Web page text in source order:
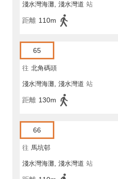
淺水灣海灘, 淺水灣道 站
距離 110m
65
往 北角碼頭
淺水灣海灘, 淺水灣道 站
距離 130m
66
往 馬坑邨
淺水灣海灘, 淺水灣道 站